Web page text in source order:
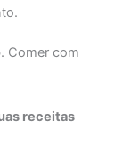
. Comer com
receitas